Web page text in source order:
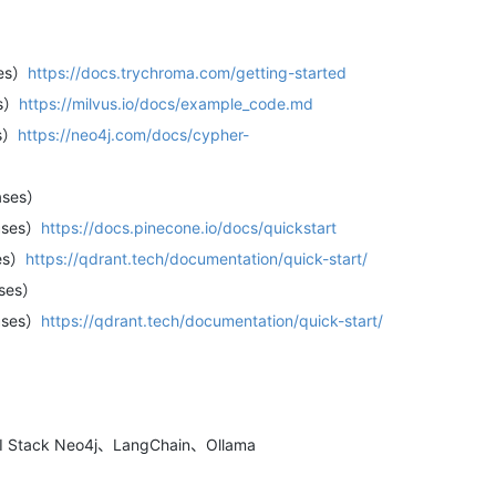
https://docs.trychroma.com/getting-started
https://milvus.io/docs/example_code.md
https://neo4j.com/docs/cypher-
）
） https://docs.pinecone.io/docs/quickstart
https://qdrant.tech/documentation/quick-start/
）
） https://qdrant.tech/documentation/quick-start/
Stack Neo4j、LangChain、Ollama